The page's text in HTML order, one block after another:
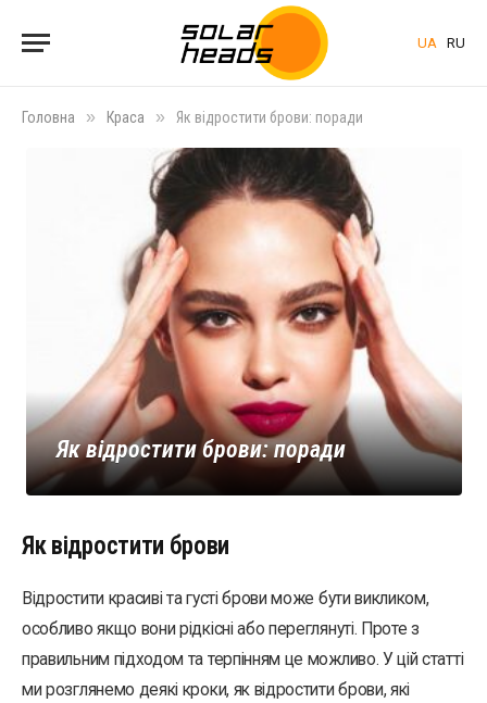
UA RU
Головна » Краса » Як відростити брови: поради
Як відростити брови: поради
Як відростити брови
Відростити красиві та густі брови може бути викликом,
особливо якщо вони рідкісні або переглянуті. Проте з
правильним підходом та терпінням це можливо. У цій статті
ми розглянемо деякі кроки, як відростити брови, які